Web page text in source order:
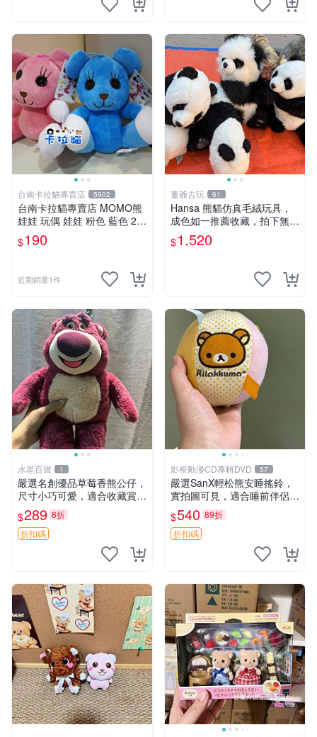
台南卡拉貓專賣店 5902
台南卡拉貓專賣店 MOMO熊
娃娃 玩偶 娃娃 粉色 藍色 2色
分售
$190
近期銷量1件
董爺古玩 61
Hansa 熊貓仿真毛絨玩具，
成色如一推薦收藏，拍下無疑
心 熊貓 毛絨玩具 收藏
$1,520
水星百貨 1
嚴選名創優品草莓香熊公仔，
尺寸小巧可愛，適合收藏賞玩
30cm 玩具 公仔 草莓熊
$289 8折
折扣碼
影視動漫CD專輯DVD 57
嚴選SanX輕松熊安睡搖鈴，
實拍圖可見，適合睡前伴侶，
Picks安撫好物 0325 懸吊 電
腦
$540 89折
折扣碼